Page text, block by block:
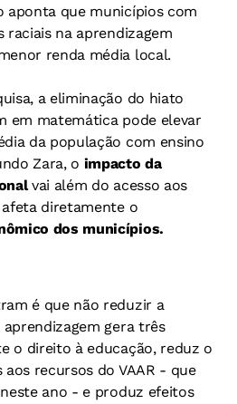
aponta que municípios com
raciais na aprendizagem
renda média local.
a eliminação do hiato
em matemática pode elevar
da população com ensino
Zara, o impacto da
vai além do acesso aos
diretamente o
dos municípios.
é que não reduzir a
gera três
o direito à educação, reduz o
recursos do VAAR - que
ano - e produz efeitos